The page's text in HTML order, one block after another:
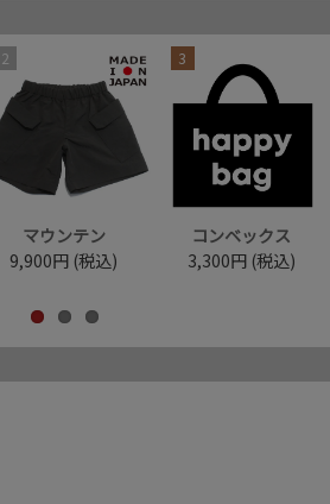
2
マウンテン
9,900円 (税込)
3
コンベックス
3,300円 (税込)